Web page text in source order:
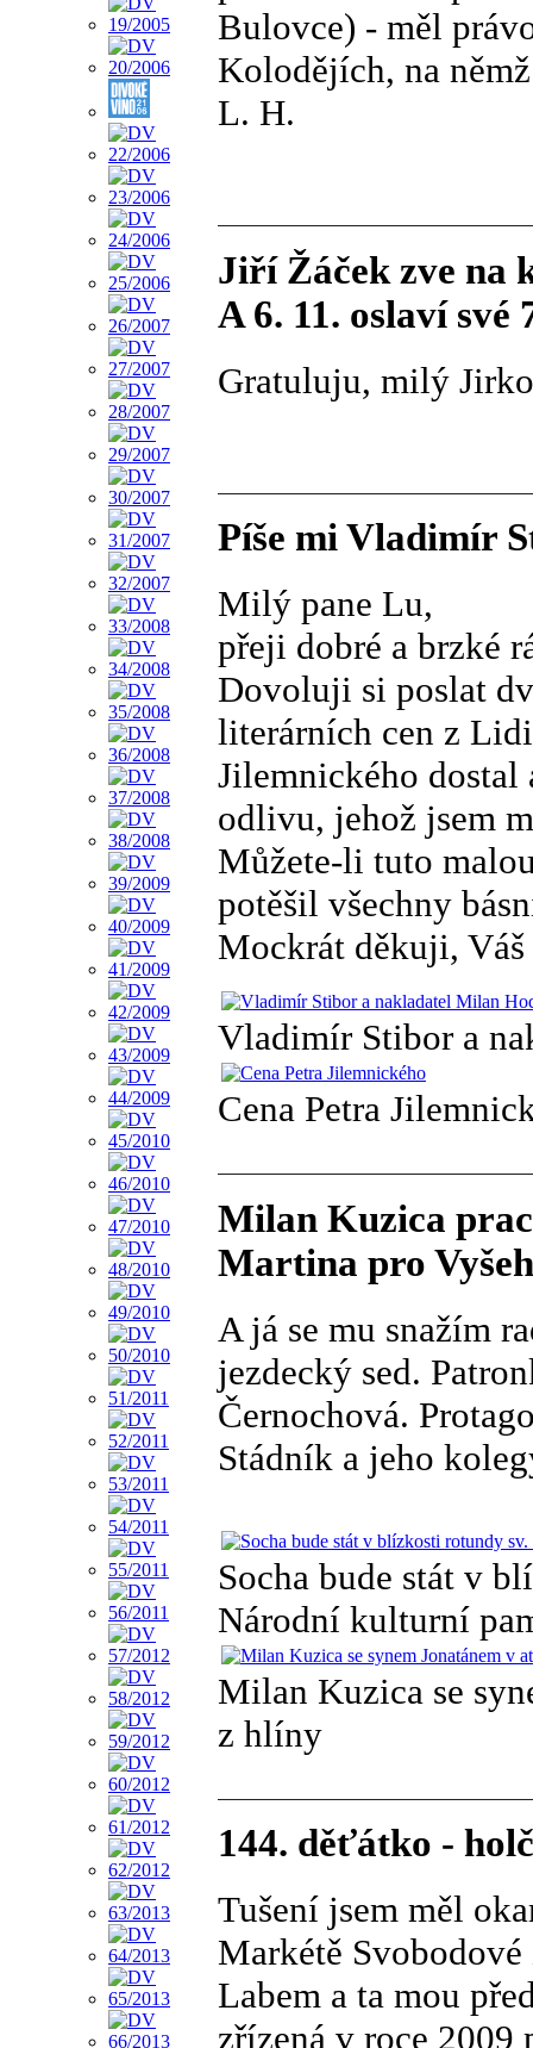
Bulovce) - měl
Kolodějích, na
L. H.
Jiří Žáček zve na
A 6. 11. oslaví své
Gratuluju, milý
Píše mi Vladimír
Milý pane Lu,
přeji dobré a brzké
Dovoluji si poslat
literárních cen z
Jilemnického dostal
odlivu, jehož jsem
Můžete-li tuto
potěšil všechny
Mockrát děkuji,
Vladimír Stibor a
Cena Petra
Milan Kuzica
Martina pro
A já se mu snažím
jezdecký sed.
Černochová.
Stádník a jeho
Socha bude stát v
Národní kulturní
Milan Kuzica se
z hlíny
144. děťátko -
Tušení jsem měl
Markétě
Labem a ta mou
zřízená v roce 2009